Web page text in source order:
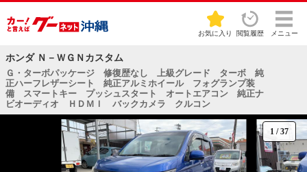
お気に入り 閲覧履歴 メニュー
ホンダ Ｎ－ＷＧＮカスタム
Ｇ・ターボパッケージ 修復歴なし 上級グレード ターボ 純
正ハーフレザーシート 純正アルミホイール フォグランプ装
備 スマートキー プッシュスタート オートエアコン 純正ナ
ビオーディオ ＨＤＭＩ バックカメラ クルコン
1 /37